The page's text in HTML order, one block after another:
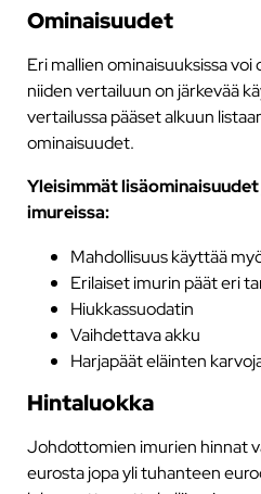
Ominaisuudet
Eri mallien ominaisuuksissa voi
niiden vertailuun on järkevää
vertailussa pääset alkuun
ominaisuudet.
Yleisimmät
imureissa:
Mahdollisuus käyttää
Erilaiset imurin päät eri
Hiukkassuodatin
Vaihdettava akku
Harjapäät eläinten
Hintaluokka
Johdottomien imurien hinnat
eurosta jopa yli tuhanteen